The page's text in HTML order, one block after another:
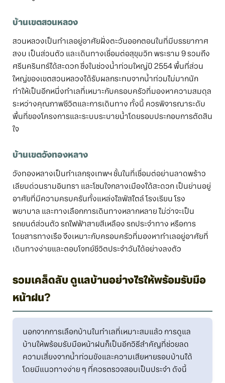
บ้านเขตสวนหลวง
สวนหลวงเป็นทำเลอยู่อาศัยฝั่งตะวันออกตอนในที่มีบรรยากาศ
สงบ เป็นส่วนตัว และเดินทางเชื่อมต่อสุขุมวิท พระราม 9 รวมถึง
ศรีนครินทร์ได้สะดวก ซึ่งในช่วงน้ำท่วมใหญ่ปี 2554 พื้นที่ส่วน
ใหญ่ของเขตสวนหลวงได้รับผลกระทบจากน้ำท่วมไม่มากนัก
ทำให้เป็นอีกหนึ่งทำเลที่เหมาะกับครอบครัวที่มองหาความสมดุล
ระหว่างคุณภาพชีวิตและการเดินทาง ทั้งนี้ ควรพิจารณาระดับ
พื้นที่ของโครงการและระบบระบายน้ำโดยรอบประกอบการตัดสิน
ใจ
บ้านเขตวังทองหลาง
วังทองหลางเป็นทำเลกรุงเทพฯ ชั้นในที่เชื่อมต่อย่านลาดพร้าว
เลียบด่วนรามอินทรา และโซนใจกลางเมืองได้สะดวก เป็นย่านอยู่
อาศัยที่มีความครบครันทั้งแหล่งไลฟ์สไตล์ โรงเรียน โรง
พยาบาล และทางเลือกการเดินทางหลากหลาย ไม่ว่าจะเป็น
รถยนต์ส่วนตัว รถไฟฟ้าสายสีเหลือง รถประจำทาง หรือการ
โดยสารทางเรือ จึงเหมาะกับครอบครัวที่มองหาทำเลอยู่อาศัยที่
เดินทางง่ายและตอบโจทย์ชีวิตประจำวันได้อย่างลงตัว
รวมเคล็ดลับ ดูแลบ้านอย่างไรให้พร้อมรับมือ
หน้าฝน?
นอกจากการเลือกบ้านในทำเลที่เหมาะสมแล้ว การดูแล
บ้านให้พร้อมรับมือหน้าฝนก็เป็นอีกวิธีสำคัญที่ช่วยลด
ความเสี่ยงจากน้ำท่วมขังและความเสียหายรอบบ้านได้
โดยมีแนวทางง่าย ๆ ที่ควรตรวจสอบเป็นประจำ ดังนี้